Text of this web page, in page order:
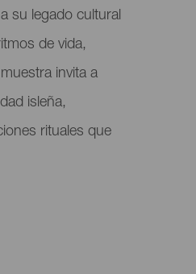
su legado cultural
de vida,
invita a
isleña,
rituales que